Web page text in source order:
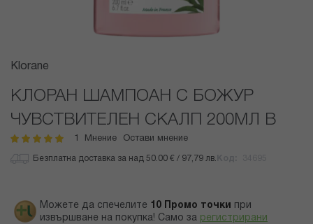
Преминете
началото
галерия
със
Klorane
КЛОРАН ШАМПОАН С БОЖУР
ЧУВСТВИТЕЛЕН СКАЛП 200МЛ В
рейтинг:
Мнение Остави мнение
Безплатна доставка за над 50.00 € / 97,79 лв.
Можете да спечелите 10 Промо точки
при
извършване на покупка! Само за регистрирани